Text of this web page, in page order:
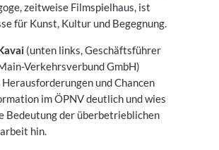
zeitweise Filmspielhaus, ist
für Kunst, Kultur und Begegnung.
(unten links, Geschäftsführer
Verkehrsverbund GmbH)
und Chancen
im ÖPNV deutlich und wies
Bedeutung der überbetrieblichen
hin.